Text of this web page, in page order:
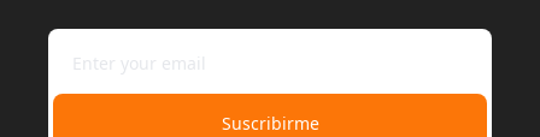
Suscribirme